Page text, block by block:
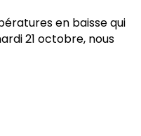
en baisse qui
21 octobre, nous